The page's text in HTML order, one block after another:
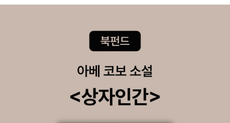
타』와 『감옥에서 보낸 편지』 두 권이 딱 절판되었는데, 롤리타는 문학
ocial Theory』(아직 번역은 되지 않았다.)24. 다시 위르겐 하버마
스, 『인식과 관심』 (위 8위에서 본 것처럼, 하버마스 책이 그렇게 많
이 번역되어 나와 있는데, 하버마스에 대한 관심이 떨어진 탓인지, 이
책은 1996년 고려원에서 강영계 교수님 번역으로 나오고 절판되었
다가 다시 찾아보기 어렵다.)25. 배링턴 무어, 『독재와 민주주의의 사
회적 기원』 (까치에서 1985년에 진덕규 교수님 번역으로 나왔는데,
역시 찾아보기 어렵다... 그나저나... 이쯤되면 '갓'까치)26. 칼 폴라
기어츠 둘 다 인도네시아에서 현지조사 작업을 했다는 것. 덕분에 그
의 저작은 문학적인 풍모마저 풍기는바, <슬픈 열대>의 레비-스트로
스가 이에 견줄 만하다. 신간은 “각 분야의 저명한 학자 7인이 기어츠
평가이자 셰익스피어 전문가인 하버드대학의 스티븐 그린블래트 교